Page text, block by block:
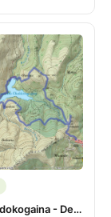
Ibardin xoldokogaina - Dec 2025